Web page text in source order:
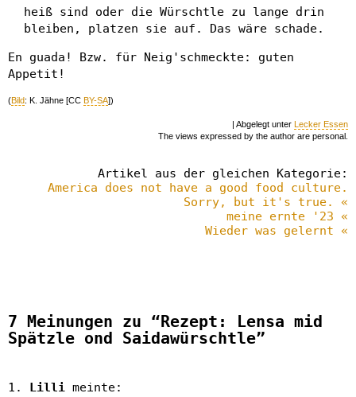
heiß sind oder die Würschtle zu lange drin
bleiben, platzen sie auf. Das wäre schade.
En guada! Bzw. für Neig'schmeckte: guten
Appetit!
(Bild: K. Jähne [CC BY-SA])
| Abgelegt unter Lecker Essen
The views expressed by the author are personal.
Artikel aus der gleichen Kategorie:
America does not have a good food culture.
Sorry, but it's true. «
meine ernte '23 «
Wieder was gelernt «
7 Meinungen zu “Rezept: Lensa mid
Spätzle ond Saidawürschtle”
Lilli meinte: